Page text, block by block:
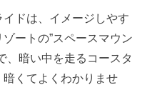
ドは、イメージしやす
ートの”スペースマウン
、暗い中を走るコースタ
くてよくわかりませ